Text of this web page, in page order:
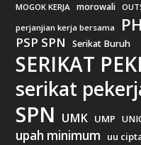
MOGOK KERJA morowali
perjanjian kerja bersama
PSP SPN Serikat Buruh
SERIKAT
serikat
SPN UMK UMP
upah minimum uu